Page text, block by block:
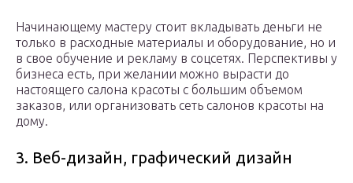
Начинающему мастеру стоит вкладывать деньги не
только в расходные материалы и оборудование, но и
в свое обучение и рекламу в соцсетях. Перспективы у
бизнеса есть, при желании можно вырасти до
настоящего салона красоты с большим объемом
заказов, или организовать сеть салонов красоты на
дому.
3. Веб-дизайн, графический дизайн